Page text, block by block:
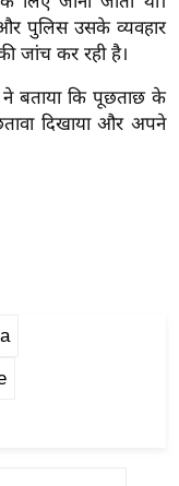
पुलिस उसके व्यवहार
जांच कर रही है।
ने बताया कि पूछताछ के
दिखाया और अपने